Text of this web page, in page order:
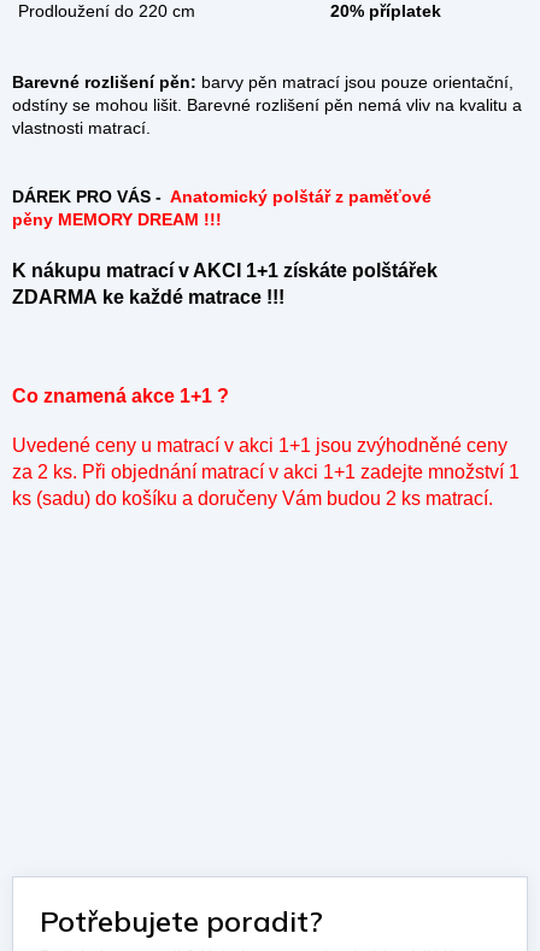
Prodloužení do 220 cm
20% příplatek
Barevné rozlišení pěn: barvy pěn matrací jsou pouze orientační,
odstíny se mohou lišit. Barevné rozlišení pěn nemá vliv na kvalitu a
vlastnosti matrací.
DÁREK PRO VÁS - Anatomický polštář z paměťové
pěny MEMORY DREAM !!!
K nákupu matrací v AKCI 1+1 získáte polštářek
ZDARMA ke každé matrace !!!
Co znamená akce 1+1 ?
Uvedené ceny u matrací v akci 1+1 jsou zvýhodněné ceny
za 2 ks. Při objednání matrací v akci 1+1 zadejte množství 1
ks (sadu) do košíku a doručeny Vám budou 2 ks matrací.
Potřebujete poradit?